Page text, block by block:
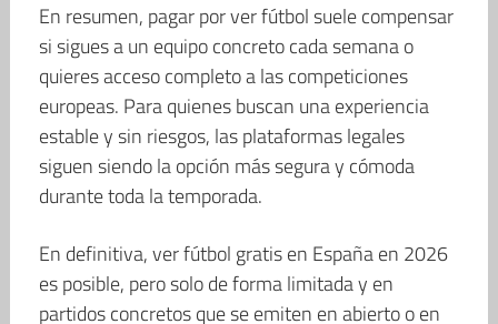
En resumen, pagar por ver fútbol suele compensar
si sigues a un equipo concreto cada semana o
quieres acceso completo a las competiciones
europeas. Para quienes buscan una experiencia
estable y sin riesgos, las plataformas legales
siguen siendo la opción más segura y cómoda
durante toda la temporada.
En definitiva, ver fútbol gratis en España en 2026
es posible, pero solo de forma limitada y en
partidos concretos que se emiten en abierto o en